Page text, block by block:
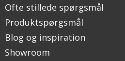
Ofte stillede spørgsmål
Produktspørgsmål
Blog og inspiration
Showroom